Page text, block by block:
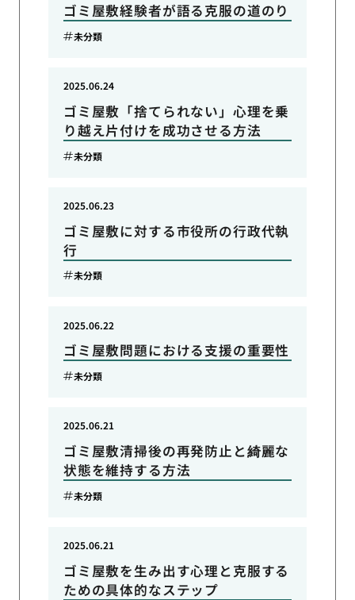
ゴミ屋敷経験者が語る克服の道のり
未分類
ゴミ屋敷「捨てられない」心理を乗
り越え片付けを成功させる方法
2025.06.24
未分類
ゴミ屋敷に対する市役所の行政代執
行
2025.06.23
未分類
ゴミ屋敷問題における支援の重要性
2025.06.22
未分類
ゴミ屋敷清掃後の再発防止と綺麗な
状態を維持する方法
2025.06.21
未分類
ゴミ屋敷を生み出す心理と克服する
ための具体的なステップ
2025.06.21